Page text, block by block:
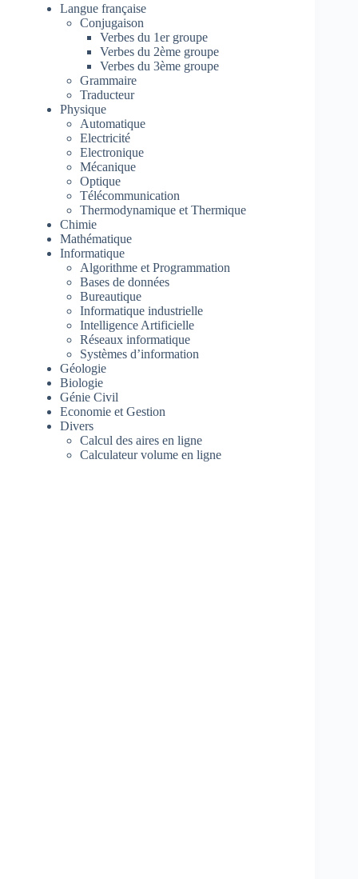
Langue française
Conjugaison
Verbes du 1er groupe
Verbes du 2ème groupe
Verbes du 3ème groupe
Grammaire
Traducteur
Physique
Automatique
Electricité
Electronique
Mécanique
Optique
Télécommunication
Thermodynamique et Thermique
Chimie
Mathématique
Informatique
Algorithme et Programmation
Bases de données
Bureautique
Informatique industrielle
Intelligence Artificielle
Réseaux informatique
Systèmes d’information
Géologie
Biologie
Génie Civil
Economie et Gestion
Divers
Calcul des aires en ligne
Calculateur volume en ligne